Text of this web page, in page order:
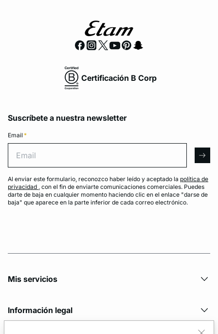
Certificación B Corp
Suscríbete a nuestra newsletter
Email *
Al enviar este formulario, reconozco haber leído y aceptado la política de
privacidad , con el fin de enviarte comunicaciones comerciales. Puedes
darte de baja en cualquier momento haciendo clic en el enlace "darse de
baja" que aparece en la parte inferior de cada correo electrónico.
Mis servicios
Información legal